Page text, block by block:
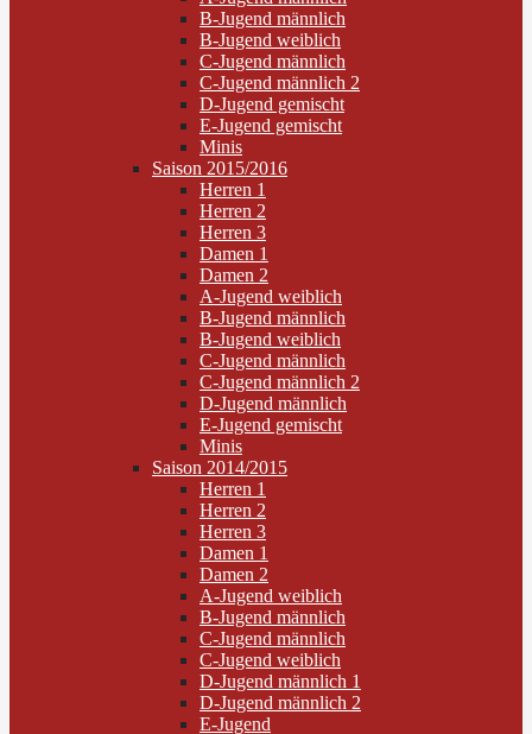
B-Jugend männlich
B-Jugend weiblich
C-Jugend männlich
C-Jugend männlich 2
D-Jugend gemischt
E-Jugend gemischt
Minis
Saison 2015/2016
Herren 1
Herren 2
Herren 3
Damen 1
Damen 2
A-Jugend weiblich
B-Jugend männlich
B-Jugend weiblich
C-Jugend männlich
C-Jugend männlich 2
D-Jugend männlich
E-Jugend gemischt
Minis
Saison 2014/2015
Herren 1
Herren 2
Herren 3
Damen 1
Damen 2
A-Jugend weiblich
B-Jugend männlich
C-Jugend männlich
C-Jugend weiblich
D-Jugend männlich 1
D-Jugend männlich 2
E-Jugend